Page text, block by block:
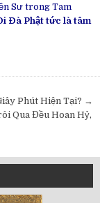
Sư trong Tam
Đà Phật tức là tâm
Phút Hiện Tại? →
Qua Đều Hoan Hỷ,